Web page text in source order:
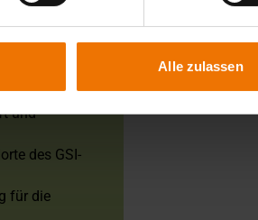
Alle zulassen
nach
zu
und
des GSI-
für die